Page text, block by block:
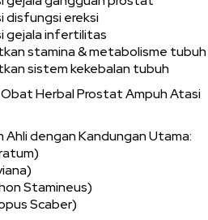
disfungsi ereksi
gejala infertilitas
stamina & metabolisme tubuh
sistem kekebalan tubuh
Herbal Prostat Ampuh Atasi
dengan Kandungan Utama:
Stamineus)
Scaber)